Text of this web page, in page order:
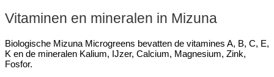
Vitaminen en mineralen in Mizuna
Biologische Mizuna Microgreens bevatten de vitamines A, B, C, E,
K en de mineralen Kalium, IJzer, Calcium, Magnesium, Zink,
Fosfor.